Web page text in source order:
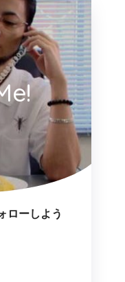
ローしよう